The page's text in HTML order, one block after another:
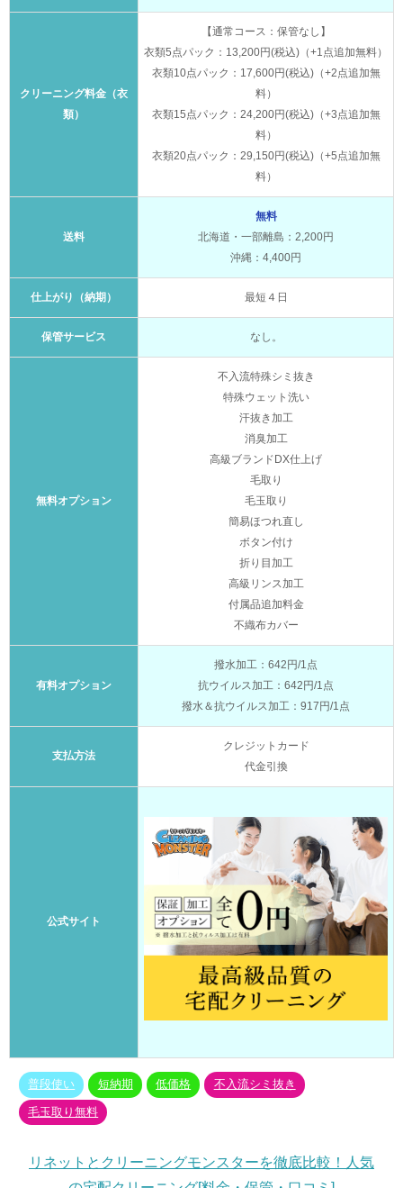
クリーニング料金（衣
類）
【通常コース：保管なし】
衣類5点パック：13,200円(税込)（+1点追加無料）
衣類10点パック：17,600円(税込)（+2点追加無
料）
衣類15点パック：24,200円(税込)（+3点追加無
料）
衣類20点パック：29,150円(税込)（+5点追加無
料）
送料
無料
北海道・一部離島：2,200円
沖縄：4,400円
仕上がり（納期） 最短４日
保管サービス なし。
無料オプション
不入流特殊シミ抜き
特殊ウェット洗い
汗抜き加工
消臭加工
高級ブランドDX仕上げ
毛取り
毛玉取り
簡易ほつれ直し
ボタン付け
折り目加工
高級リンス加工
付属品追加料金
不織布カバー
有料オプション
撥水加工：642円/1点
抗ウイルス加工：642円/1点
撥水＆抗ウイルス加工：917円/1点
支払方法
クレジットカード
代金引換
公式サイト
普段使い 短納期 低価格 不入流シミ抜き
毛玉取り無料
リネットとクリーニングモンスターを徹底比較！人気